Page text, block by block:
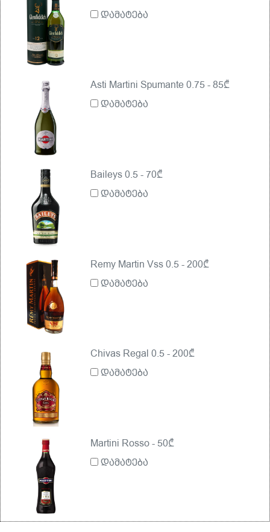
დამატება
Asti Martini Spumante 0.75 - 85₾
დამატება
Baileys 0.5 - 70₾
დამატება
Remy Martin Vss 0.5 - 200₾
დამატება
Chivas Regal 0.5 - 200₾
დამატება
Martini Rosso - 50₾
დამატება